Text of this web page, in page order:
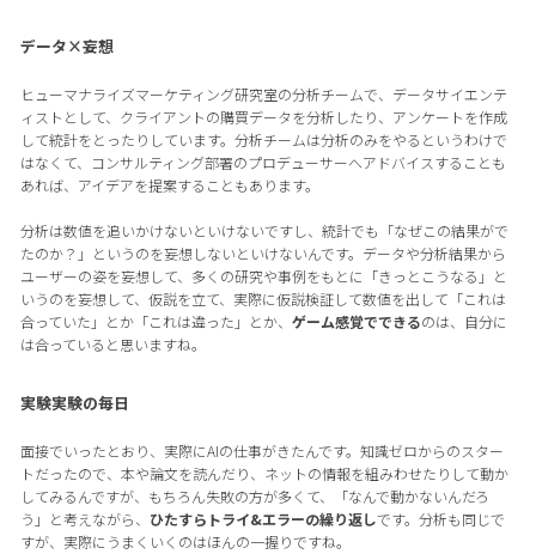
データ×妄想
ヒューマナライズマーケティング研究室の分析チームで、データサイエンテ
ィストとして、クライアントの購買データを分析したり、アンケートを作成
して統計をとったりしています。分析チームは分析のみをやるというわけで
はなくて、コンサルティング部署のプロデューサーへアドバイスすることも
あれば、アイデアを提案することもあります。
分析は数値を追いかけないといけないですし、統計でも「なぜこの結果がで
たのか？」というのを妄想しないといけないんです。データや分析結果から
ユーザーの姿を妄想して、多くの研究や事例をもとに「きっとこうなる」と
いうのを妄想して、仮説を立て、実際に仮説検証して数値を出して「これは
合っていた」とか「これは違った」とか、 ゲーム感覚でできるのは、自分に
は合っていると思いますね。
実験実験の毎日
面接でいったとおり、実際にAIの仕事がきたんです。知識ゼロからのスター
トだったので、本や論文を読んだり、ネットの情報を組みわせたりして動か
してみるんですが、もちろん失敗の方が多くて、「なんで動かないんだろ
う」と考えながら、 ひたすらトライ&エラーの繰り返しです。分析も同じで
すが、実際にうまくいくのはほんの一握りですね。